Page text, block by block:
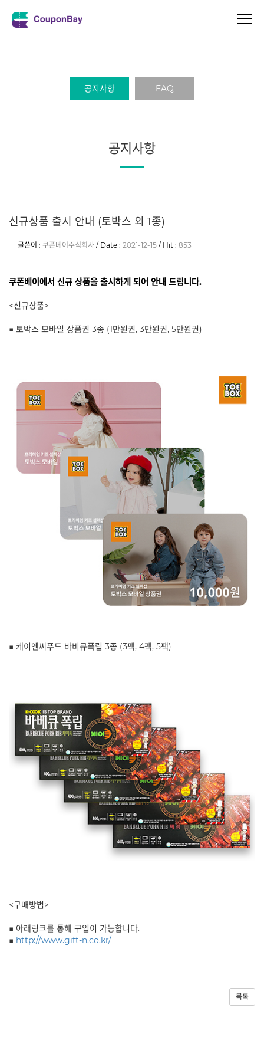
공지사항 FAQ
공지사항
신규상품 출시 안내 (토박스 외 1종)
글쓴이 : 쿠폰베이주식회사 / Date : 2021-12-15 / Hit : 853
쿠폰베이에서 신규 상품을 출시하게 되어 안내 드립니다.
<신규상품>
■ 토박스 모바일 상품권 3종 (1만원권, 3만원권, 5만원권)
■ 케이엔씨푸드 바비큐폭립 3종 (3팩, 4팩, 5팩)
<구매방법>
■ 아래링크를 통해 구입이 가능합니다.
■ http://www.gift-n.co.kr/
목록